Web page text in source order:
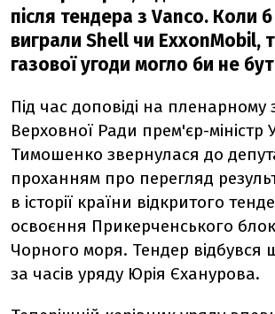
після тендера з Vаnсо. Коли
виграли Shell чи ExxonMobil,
газової угоди могло би не
Під час доповіді на пленарному
Верховної Ради прем'єр-міністр
Тимошенко звернулася до
проханням про перегляд
в історії країни відкритого
освоєння Прикерченського
Чорного моря. Тендер відбувся
за часів уряду Юрія Єханурова.